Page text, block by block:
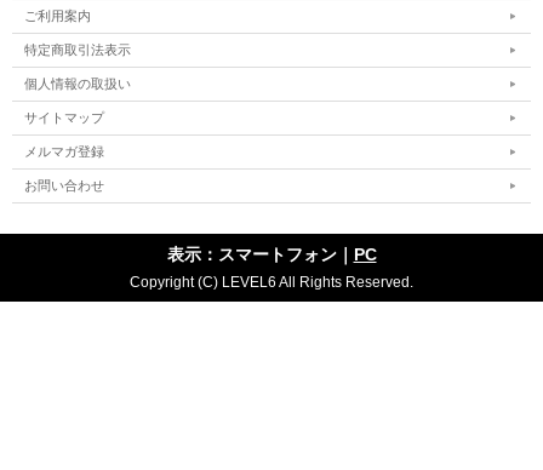
ご利用案内
特定商取引法表示
個人情報の取扱い
サイトマップ
メルマガ登録
お問い合わせ
表示：スマートフォン｜ PC
Copyright (C) LEVEL6 All Rights Reserved.